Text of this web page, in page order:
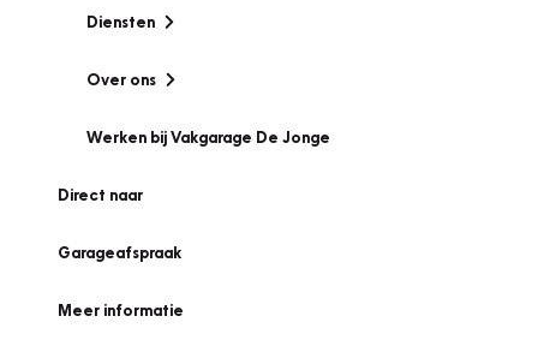
Diensten
Over ons
Werken bij Vakgarage De Jonge
Direct naar
Garageafspraak
Meer informatie